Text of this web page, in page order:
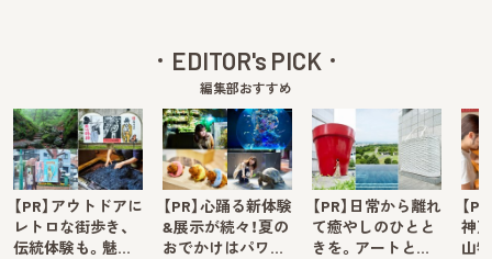
EDITOR's PICK
編集部おすすめ
【PR】アウトドアに
レトロな街歩き、
伝統体験も。魅…
【PR】心踊る新体験
&展示が続々！夏の
おでかけはパワ…
【PR】日常から離れ
て癒やしのひとと
きを。アートと…
【
神
山